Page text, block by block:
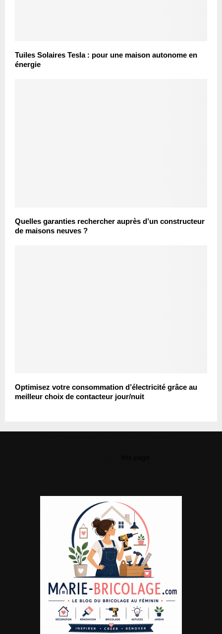
Tuiles Solaires Tesla : pour une maison autonome en
énergie
Quelles garanties rechercher auprès d’un constructeur
de maisons neuves ?
Optimisez votre consommation d’électricité grâce au
meilleur choix de contacteur jour/nuit